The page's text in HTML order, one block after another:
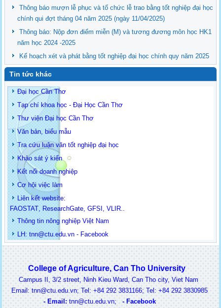
Thông báo mượn lễ phục và tổ chức lễ trao bằng tốt nghiệp đại học
chính qui đợt tháng 04 năm 2025 (ngày 11/04/2025)
Thông báo: Nộp đơn điểm miễn (M) và tương đương môn học HK1
năm học 2024 -2025
Kế hoạch xét và phát bằng tốt nghiệp đại học chính quy năm 2025
Tin tức khác
Đại học Cần Thơ
Tạp chí khoa học - Đại Học Cần Thơ
Thư viện Đại học Cần Thơ
Văn bản, biểu mẫu
Tra cứu luận văn tốt nghiệp đại học
Khảo sát ý kiến
Kết nối doanh nghiệp
Cơ hội việc làm
Liên kết website:
FAOSTAT
ResearchGate ,GFSI ,VLIR
Thông tin nông nghiệp Việt Nam
LH: tnn@ctu.edu.vn - Facebook
College of Agriculture, Can Tho University
II, 3/2 street, Ninh Kieu Ward, Can Tho city, Viet Nam
tnn@ctu.edu.vn; Tel: +84 292 3831166; Tel: +84 292 3830985
- Email: tnn@ctu.edu.vn;- Facebook